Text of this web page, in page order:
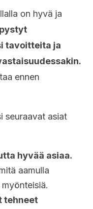
on hyvä ja
tavoitteita ja
ennen
seuraavat asiat
hyvää asiaa.
aamulla
tehneet